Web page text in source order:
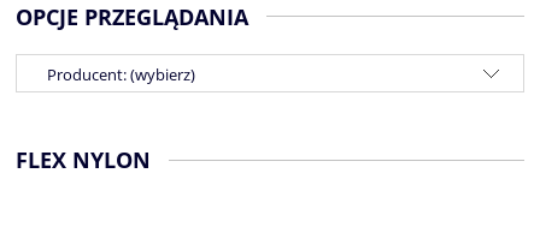
OPCJE PRZEGLĄDANIA
Producent: (wybierz)
FLEX NYLON